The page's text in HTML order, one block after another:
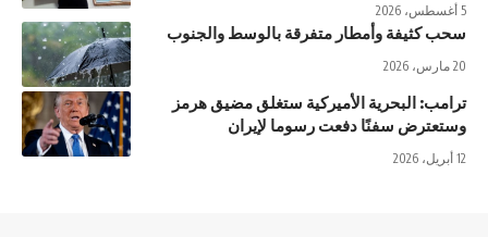
5 أغسطس، 2026
سحب كثيفة وأمطار متفرقة بالوسط والجنوب
20 مارس، 2026
ترامب: البحرية الأميركية ستغلق مضيق هرمز
وستعترض سفنًا دفعت رسوما لإيران
12 أبريل، 2026